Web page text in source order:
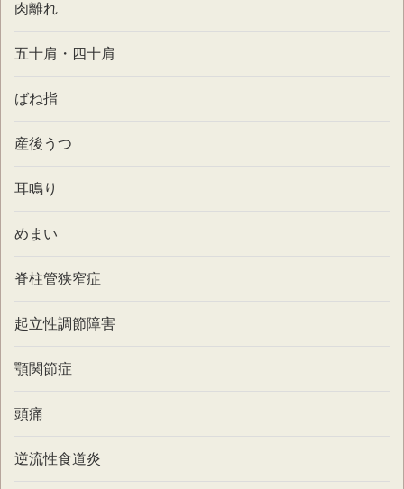
肉離れ
五十肩・四十肩
ばね指
産後うつ
耳鳴り
めまい
脊柱管狭窄症
起立性調節障害
顎関節症
頭痛
逆流性食道炎